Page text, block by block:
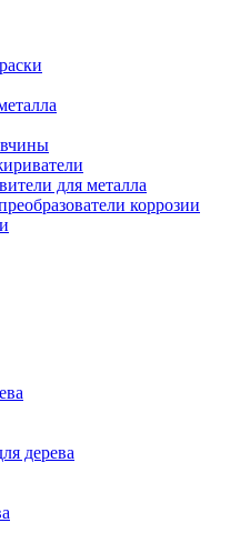
для металла
коррозии
дерева